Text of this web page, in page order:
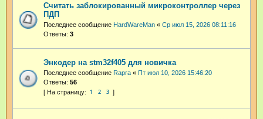
Считать заблокированный микроконтроллер через
ПДП
Последнее сообщение HardWareMan « Ср июл 15, 2026 08:11:16
Ответы: 3
Энкодер на stm32f405 для новичка
Последнее сообщение Rapra « Пт июл 10, 2026 15:46:20
Ответы: 56
1 2 3